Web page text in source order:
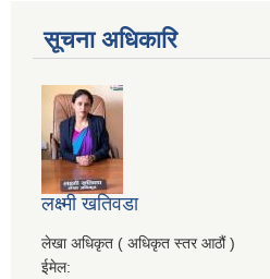
सूचना अधिकारि
लक्ष्मी खतिवडा
लेखा अधिकृत ( अधिकृत स्तर आठौं )
ईमेल: